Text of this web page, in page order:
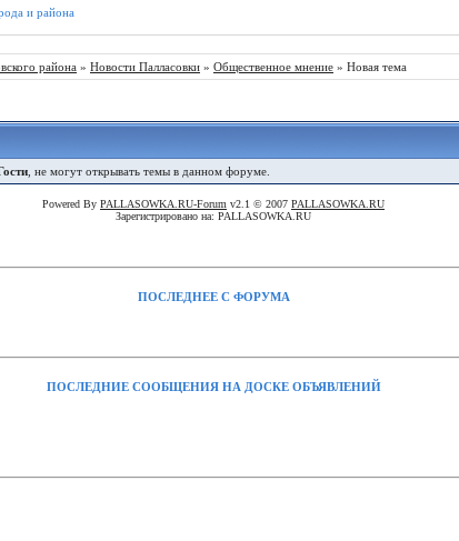
и района
района » Новости Палласовки » Общественное мнение » Новая тема
, не могут открывать темы в данном форуме.
Powered By PALLASOWKA.RU-Forum v2.1 © 2007 PALLASOWKA.RU
Зарегистрировано на: PALLASOWKA.RU
ПОСЛЕДНЕЕ С ФОРУМА
ПОСЛЕДНИЕ СООБЩЕНИЯ НА ДОСКЕ ОБЪЯВЛЕНИЙ